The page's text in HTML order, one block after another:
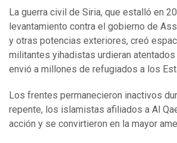
La guerra civil de Siria, que estalló en
levantamiento contra el gobierno de
y otras potencias exteriores, creó
militantes yihadistas urdieran
envió a millones de refugiados a los
Los frentes permanecieron inactivos
repente, los islamistas afiliados a Al
acción y se convirtieron en la mayor